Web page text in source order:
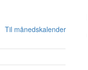
Til månedskalender